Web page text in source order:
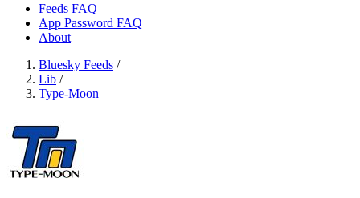
Feeds FAQ
App Password FAQ
About
Bluesky Feeds /
Lib /
Type-Moon